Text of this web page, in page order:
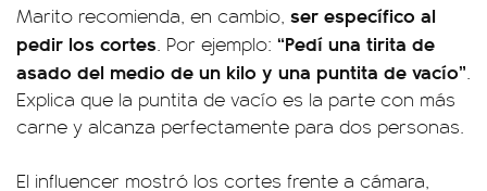
Marito recomienda, en cambio, ser específico al
pedir los cortes. Por ejemplo: “Pedí una tirita de
asado del medio de un kilo y una puntita de vacío”.
Explica que la puntita de vacío es la parte con más
carne y alcanza perfectamente para dos personas.
El influencer mostró los cortes frente a cámara,